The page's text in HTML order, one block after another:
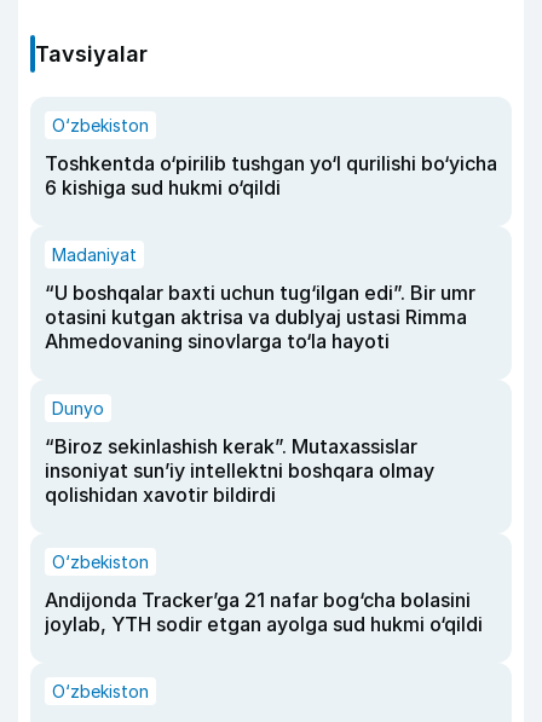
Tavsiyalar
O‘zbekiston
Toshkentda o‘pirilib tushgan yo‘l qurilishi bo‘yicha
6 kishiga sud hukmi o‘qildi
Madaniyat
“U boshqalar baxti uchun tug‘ilgan edi”. Bir umr
otasini kutgan aktrisa va dublyaj ustasi Rimma
Ahmedovaning sinovlarga to‘la hayoti
Dunyo
“Biroz sekinlashish kerak”. Mutaxassislar
insoniyat sun’iy intellektni boshqara olmay
qolishidan xavotir bildirdi
O‘zbekiston
Andijonda Tracker’ga 21 nafar bog‘cha bolasini
joylab, YTH sodir etgan ayolga sud hukmi o‘qildi
O‘zbekiston